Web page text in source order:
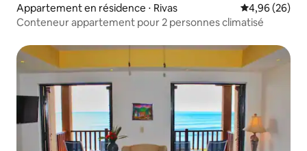
Appartement en résidence ⋅ Rivas Évaluation
4,96 (26)
Conteneur appartement pour 2 personnes climatisé